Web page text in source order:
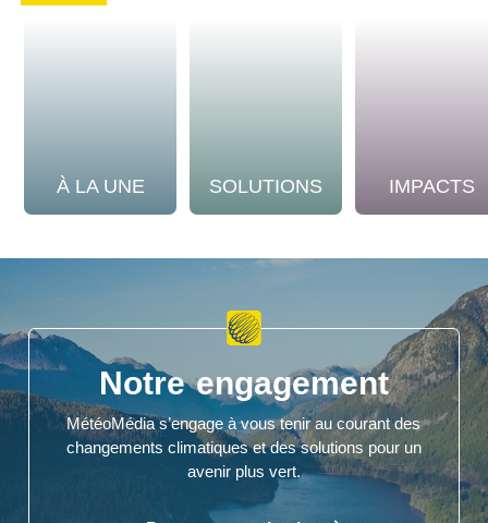
À LA UNE SOLUTIONS IMPACTS
Notre engagement
MétéoMédia s’engage à vous tenir au courant des
changements climatiques et des solutions pour un
avenir plus vert.